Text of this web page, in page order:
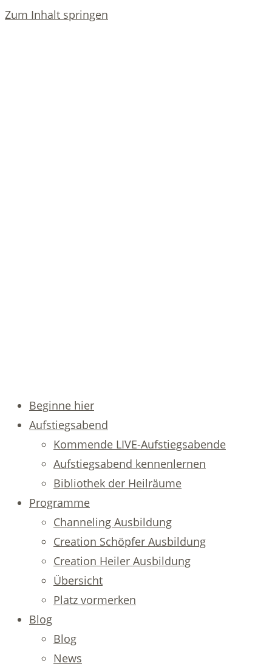
Zum Inhalt springen
Beginne hier
Aufstiegsabend
Kommende LIVE-Aufstiegsabende
Aufstiegsabend kennenlernen
Bibliothek der Heilräume
Programme
Channeling Ausbildung
Creation Schöpfer Ausbildung
Creation Heiler Ausbildung
Übersicht
Platz vormerken
Blog
Blog
News